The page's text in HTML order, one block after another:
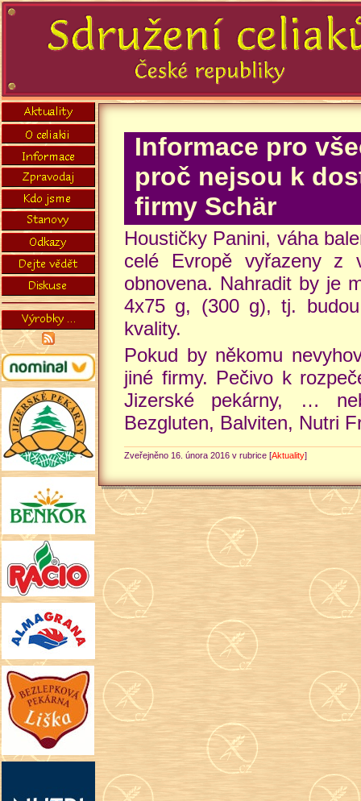
Informace pro
proč nejsou k
firmy Schär
Houstičky Panini, váha
celé Evropě vyřazeny z
obnovena. Nahradit by je
4x75 g, (300 g), tj.
kvality.
Pokud by někomu
jiné firmy. Pečivo k
Jizerské pekárny, …
Bezgluten, Balviten, Nutri
Zveřejněno 16. února 2016 v rubrice [Aktuality]